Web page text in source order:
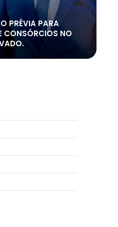
PRÉVIA PARA
CONSÓRCIOS NO